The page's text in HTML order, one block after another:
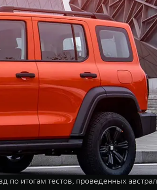
по итогам тестов, проведенных